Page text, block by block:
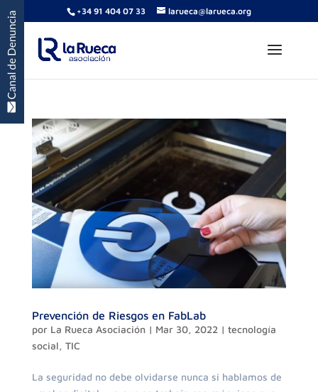
+34 91 404 07 33 larueca@larueca.org
Prevención de Riesgos en FabLab
por La Rueca Asociación| Mar 30, 2022 | tecnología
social, TIC
La seguridad no debe olvidarse nunca si hablamos de